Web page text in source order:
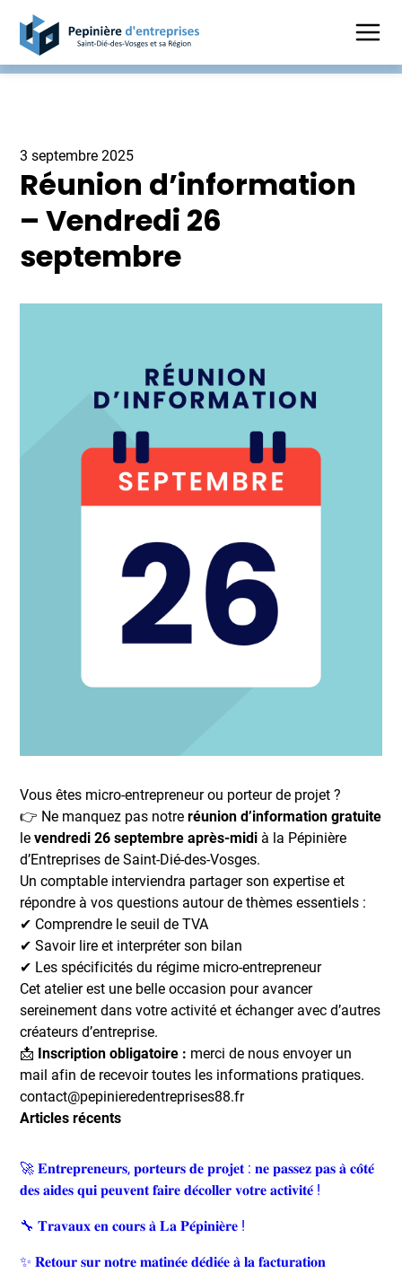
3 septembre 2025
Réunion d’information
– Vendredi 26
septembre
Vous êtes micro-entrepreneur ou porteur de projet ?
👉 Ne manquez pas notreréunion d’information gratuite
levendredi 26 septembre après-midi à la Pépinière
d’Entreprises de Saint-Dié-des-Vosges.
Un comptable interviendra partager son expertise et
répondre à vos questions autour de thèmes essentiels :
✔ Comprendre le seuil de TVA
✔ Savoir lire et interpréter son bilan
✔ Les spécificités du régime micro-entrepreneur
Cet atelier est une belle occasion pour avancer
sereinement dans votre activité et échanger avec d’autres
créateurs d’entreprise.
📩 Inscription obligatoire : merci de nous envoyer un
mail afin de recevoir toutes les informations pratiques.
contact@pepinieredentreprises88.fr
Articles récents
🚀 𝐄𝐧𝐭𝐫𝐞𝐩𝐫𝐞𝐧𝐞𝐮𝐫𝐬, 𝐩𝐨𝐫𝐭𝐞𝐮𝐫𝐬 𝐝𝐞 𝐩𝐫𝐨𝐣𝐞𝐭 : 𝐧𝐞 𝐩𝐚𝐬𝐬𝐞𝐳 𝐩𝐚𝐬 𝐚̀ 𝐜𝐨̂𝐭𝐞́
𝐝𝐞𝐬 𝐚𝐢𝐝𝐞𝐬 𝐪𝐮𝐢 𝐩𝐞𝐮𝐯𝐞𝐧𝐭 𝐟𝐚𝐢𝐫𝐞 𝐝𝐞́𝐜𝐨𝐥𝐥𝐞𝐫 𝐯𝐨𝐭𝐫𝐞 𝐚𝐜𝐭𝐢𝐯𝐢𝐭𝐞́ !
🔧 𝐓𝐫𝐚𝐯𝐚𝐮𝐱 𝐞𝐧 𝐜𝐨𝐮𝐫𝐬 𝐚̀ 𝐋𝐚 𝐏𝐞́𝐩𝐢𝐧𝐢𝐞̀𝐫𝐞 !
✨ 𝐑𝐞𝐭𝐨𝐮𝐫 𝐬𝐮𝐫 𝐧𝐨𝐭𝐫𝐞 𝐦𝐚𝐭𝐢𝐧𝐞́𝐞 𝐝𝐞́𝐝𝐢𝐞́𝐞 𝐚̀ 𝐥𝐚 𝐟𝐚𝐜𝐭𝐮𝐫𝐚𝐭𝐢𝐨𝐧